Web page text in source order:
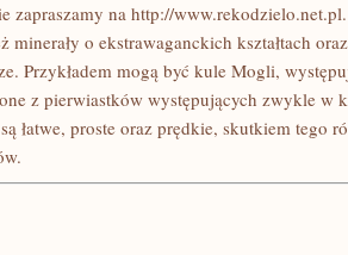
zapraszamy na http://
o ekstrawaganckich kształtach
Przykładem mogą być kule Mogli,
z pierwiastków występujących zwykle w
łatwe, proste oraz prędkie, skutkiem tego